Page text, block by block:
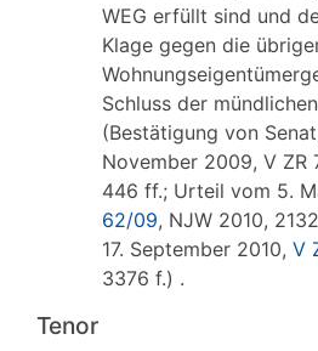
WEG erfüllt sind und
Klage gegen die
Schluss der
(Bestätigung von
November 2009, V ZR
446 ff.; Urteil vom 5.
62/09, NJW 2010,
17. September 2010, V
3376 f.) .
Tenor